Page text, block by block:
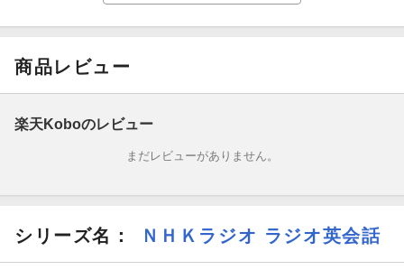
※ＮＨＫテキスト電子版では権利処理の都合上、一部コンテンツ
やコーナーを掲載していない場合があります。ご了承ください。
■今月のテーマ
アドバイス
助力を申し出る
商品レビュー
楽天Koboのレビュー
まだレビューがありません。
シリーズ名： ＮＨＫラジオ ラジオ英会話